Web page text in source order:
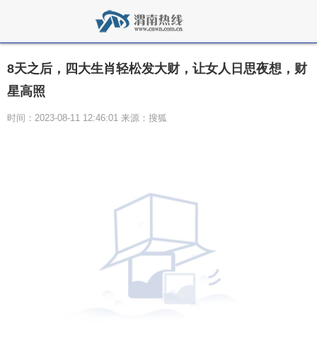
8天之后，四大生肖轻松发大财，让女人日思夜想，财
星高照
时间：2023-08-11 12:46:01 来源：搜狐